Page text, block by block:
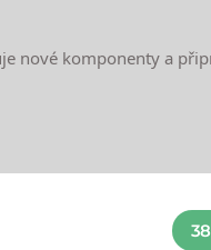
nové komponenty a